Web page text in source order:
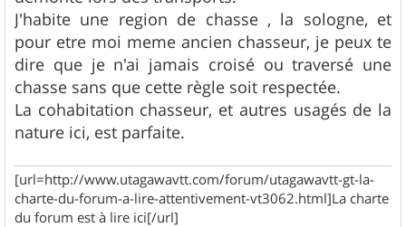
J'habite une region de chasse , la sologne, et
pour etre moi meme ancien chasseur, je peux te
dire que je n'ai jamais croisé ou traversé une
chasse sans que cette règle soit respectée.
La cohabitation chasseur, et autres usagés de la
nature ici, est parfaite.
[url=http://www.utagawavtt.com/forum/utagawavtt-gt-la-
charte-du-forum-a-lire-attentivement-vt3062.html]La charte
du forum est à lire ici[/url]